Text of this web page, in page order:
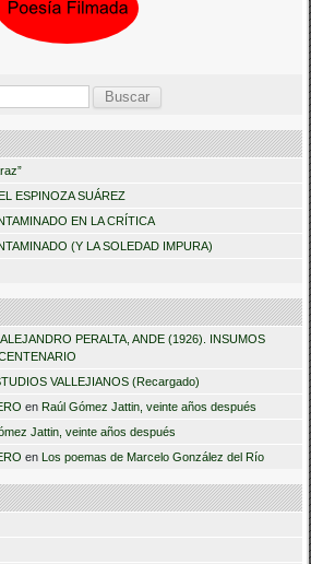
ESPINOZA SUÁREZ
EN LA CRÍTICA
(Y LA SOLEDAD IMPURA)
ALEJANDRO PERALTA, ANDE (1926). INSUMOS
VALLEJIANOS (Recargado)
en Raúl Gómez Jattin, veinte años después
Jattin, veinte años después
en Los poemas de Marcelo González del Río